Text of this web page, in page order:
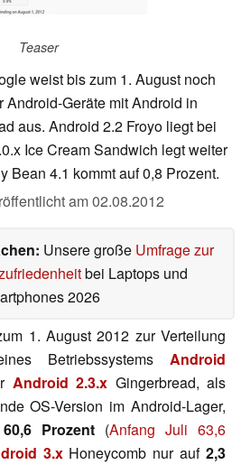
Teaser
weist bis zum 1. August noch
Android-Geräte mit Android in
aus. Android 2.2 Froyo liegt bei
Ice Cream Sandwich legt weiter
Bean 4.1 kommt auf 0,8 Prozent.
am02.08.2012
Unsere große Umfrage zur
bei Laptops und
2026
1. August 2012 zur Verteilung
Betriebssystems Android
Android 2.3.x Gingerbread, als
OS-Version im Android-Lager,
60,6 Prozent (Anfang Juli 63,6
3.xHoneycomb nur auf2,3